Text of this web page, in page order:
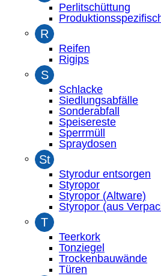
Perlitschüttung
R
Reifen
Rigips
S
Schlacke
Siedlungsabfälle
Sonderabfall
Speisereste
Sperrmüll
Spraydosen
St
Styrodur entsorgen
Styropor
Styropor (Altware)
Styropor (aus
T
Teerkork
Tonziegel
Trockenbauwände
Türen